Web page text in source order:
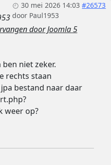
30 mei 2026 14:03 #26573
door Paul1953
door Joomla 5
niet zeker.
rechts staan
bestand naar daar
weer op?